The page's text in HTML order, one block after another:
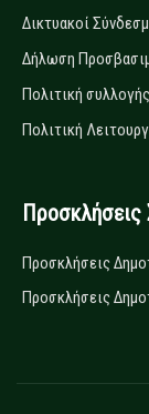
Δικτυακοί
Δήλωση
Πολιτική
Πολιτική
Προσκλήσεις
Προσκλήσεις